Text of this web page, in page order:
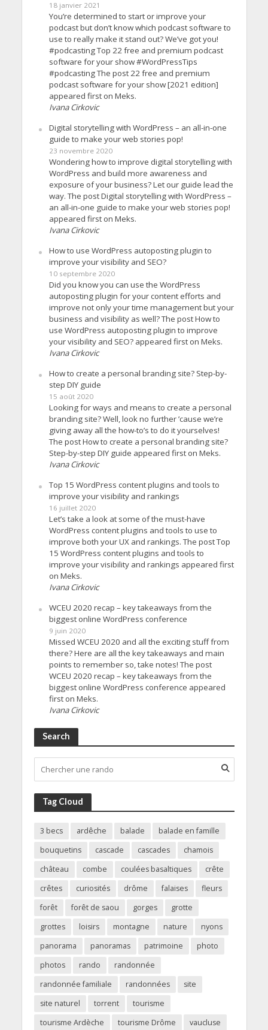
18 janvier 2021
You’re determined to start or improve your
podcast but don’t know which podcast software to
use to really make it stand out? We’ve got you!
#podcasting Top 22 free and premium podcast
software for your show #WordPressTips
#podcasting The post 22 free and premium
podcast software for your show [2021 edition]
appeared first on Meks.
Ivana Cirkovic
Digital storytelling with WordPress – an all-in-one
guide to make your web stories pop!
23 novembre 2020
Wondering how to improve digital storytelling with
WordPress and build more awareness and
exposure of your business? Let our guide lead the
way. The post Digital storytelling with WordPress –
an all-in-one guide to make your web stories pop!
appeared first on Meks.
Ivana Cirkovic
How to use WordPress autoposting plugin to
improve your visibility and SEO?
10 septembre 2020
Did you know you can use the WordPress
autoposting plugin for your content efforts and
improve not only your time management but your
business and visibility as well? The post How to
use WordPress autoposting plugin to improve
your visibility and SEO? appeared first on Meks.
Ivana Cirkovic
How to create a personal branding site? Step-by-
step DIY guide
15 août 2020
Looking for ways and means to create a personal
branding site? Well, look no further ’cause we’re
giving away all the how-to’s to do it yourselves!
The post How to create a personal branding site?
Step-by-step DIY guide appeared first on Meks.
Ivana Cirkovic
Top 15 WordPress content plugins and tools to
improve your visibility and rankings
16 juillet 2020
Let’s take a look at some of the must-have
WordPress content plugins and tools to use to
improve both your UX and rankings. The post Top
15 WordPress content plugins and tools to
improve your visibility and rankings appeared first
on Meks.
Ivana Cirkovic
WCEU 2020 recap – key takeaways from the
biggest online WordPress conference
9 juin 2020
Missed WCEU 2020 and all the exciting stuff from
there? Here are all the key takeaways and main
points to remember so, take notes! The post
WCEU 2020 recap – key takeaways from the
biggest online WordPress conference appeared
first on Meks.
Ivana Cirkovic
Search
Tag Cloud
3 becs ardêche balade
balade en famille
bouquetins
cascade cascades
chamois
château
combe coulées basaltiques
crête
crêtes
curiosités drôme falaises
fleurs
forêt
forêt de saou gorges
grotte
grottes
loisirs montagne nature
nyons
panorama
panoramas patrimoine
photo
photos
rando
randonnée
randonnée familiale
randonnées
site
site naturel
torrent
tourisme
tourisme Ardèche
tourisme Drôme vaucluse